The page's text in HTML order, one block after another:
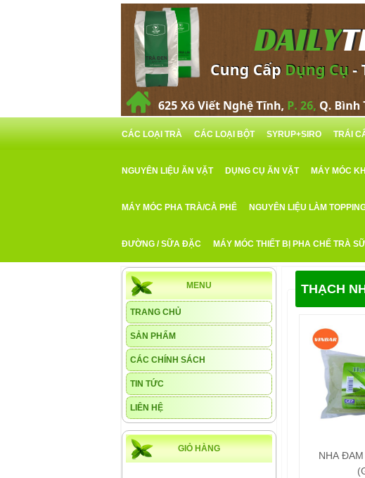
CÁC LOẠI TRÀ CÁC LOẠI BỘT SYRUP+SIRO TRÁI
NGUYÊN LIỆU ĂN VẶT DỤNG CỤ ĂN VẶT MÁY MÓC
MÁY MÓC PHA TRÀ/CÀ PHÊ NGUYÊN LIỆU LÀM
ĐƯỜNG / SỮA ĐẶC MÁY MÓC THIẾT BỊ PHA CHẾ TRÀ
THẠCH
NHA
MENU
TRANG CHỦ
SẢN PHẨM
CÁC CHÍNH SÁCH
TIN TỨC
LIÊN HỆ
GIỎ HÀNG